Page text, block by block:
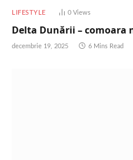
LIFESTYLE 0 Views
Delta Dunării – comoara
decembrie 19, 2025 6 Mins Read